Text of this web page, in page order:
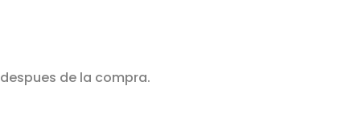
despues de la compra.